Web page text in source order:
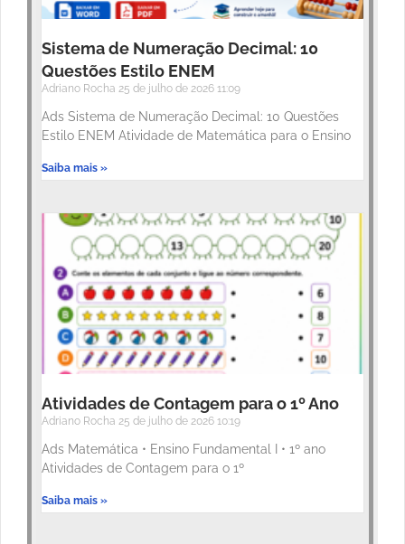
Sistema de Numeração Decimal: 10
Questões Estilo ENEM
Adriano Rocha 25 de julho de 2026 11:09
Ads Sistema de Numeração Decimal: 10 Questões
Estilo ENEM Atividade de Matemática para o Ensino
Saiba mais »
Atividades de Contagem para o 1º Ano
Adriano Rocha 25 de julho de 2026 10:19
Ads Matemática • Ensino Fundamental I • 1º ano
Atividades de Contagem para o 1º
Saiba mais »